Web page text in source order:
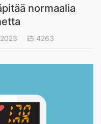
normaalia
4263